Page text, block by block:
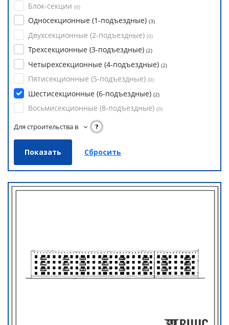
Блок-секции (0)
Односекционные (1-подъездные) (3)
Двухсекционные (2-подъездные) (0)
Трехсекционные (3-подъездные) (2)
Четырехсекционные (4-подъездные) (2)
Пятисекционные (5-подъездные) (0)
Шестисекционные (6-подъездные) (2)
Восьмисекционные (8-подъездные) (0)
Для строительства в ?